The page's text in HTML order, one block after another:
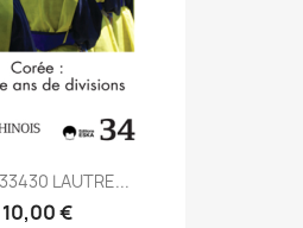
LAUTRE...
10,00 €